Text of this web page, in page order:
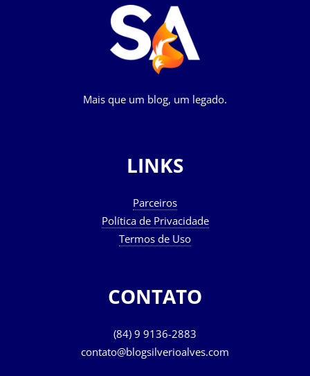
Mais que um blog, um legado.
LINKS
Parceiros
Política de Privacidade
Termos de Uso
CONTATO
(84) 9 9136-2883
contato@blogsilverioalves.com